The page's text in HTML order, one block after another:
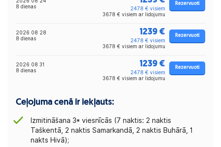
8 dienas
2478 € visiem
3678 € visiem ar lidojumu
Rezervuoti
2026 08 28
8 dienas
1239 €
2478 € visiem
3678 € visiem ar lidojumu
Rezervuoti
2026 08 31
8 dienas
1239 €
2478 € visiem
3678 € visiem ar lidojumu
Rezervuoti
Ceļojuma cenā ir iekļauts:
Izmitināšana 3* viesnīcās (7 naktis: 2 naktis
Taškentā, 2 naktis Samarkandā, 2 naktis Buhārā, 1
nakts Hivā);